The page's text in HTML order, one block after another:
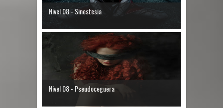
Nivel 08 - Sinestesia
Nivel 08 - Pseudoceguera